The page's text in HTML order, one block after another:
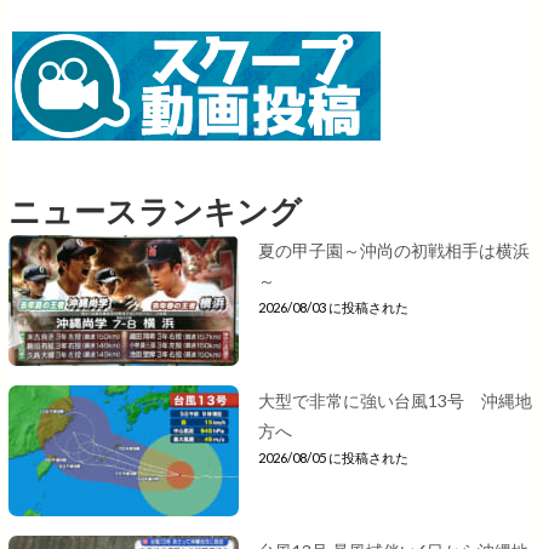
ニュースランキング
夏の甲子園～沖尚の初戦相手は横浜
～
2026/08/03 に投稿された
大型で非常に強い台風13号 沖縄地
方へ
2026/08/05 に投稿された